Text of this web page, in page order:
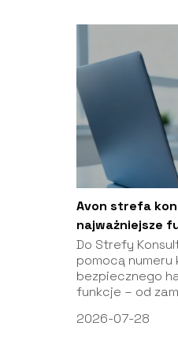
Avon strefa
najważniejsze
Do Strefy
pomocą numeru
bezpiecznego
funkcje – od
2026-07-28